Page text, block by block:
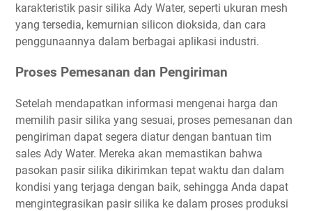
karakteristik pasir silika Ady Water, seperti ukuran mesh
yang tersedia, kemurnian silicon dioksida, dan cara
penggunaannya dalam berbagai aplikasi industri.
Proses Pemesanan dan Pengiriman
Setelah mendapatkan informasi mengenai harga dan
memilih pasir silika yang sesuai, proses pemesanan dan
pengiriman dapat segera diatur dengan bantuan tim
sales Ady Water. Mereka akan memastikan bahwa
pasokan pasir silika dikirimkan tepat waktu dan dalam
kondisi yang terjaga dengan baik, sehingga Anda dapat
mengintegrasikan pasir silika ke dalam proses produksi